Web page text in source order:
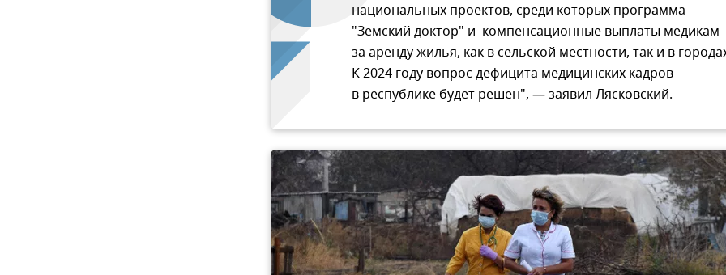
национальных проектов, среди которых программа
"Земский доктор" и компенсационные выплаты медикам
за аренду жилья, как в сельской местности, так и в
К 2024 году вопрос дефицита медицинских кадров
в республике будет решен", — заявил Лясковский.